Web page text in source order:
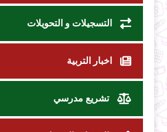
التسجيلات و التحويلات
اخبار التربية
تشريع مدرسي